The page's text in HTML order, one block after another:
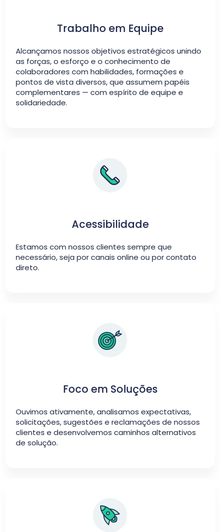
Trabalho em Equipe
Alcançamos nossos objetivos estratégicos unindo
as forças, o esforço e o conhecimento de
colaboradores com habilidades, formações e
pontos de vista diversos, que assumem papéis
complementares — com espírito de equipe e
solidariedade.
Acessibilidade
Estamos com nossos clientes sempre que
necessário, seja por canais online ou por contato
direto.
Foco em Soluções
Ouvimos ativamente, analisamos expectativas,
solicitações, sugestões e reclamações de nossos
clientes e desenvolvemos caminhos alternativos
de solução.